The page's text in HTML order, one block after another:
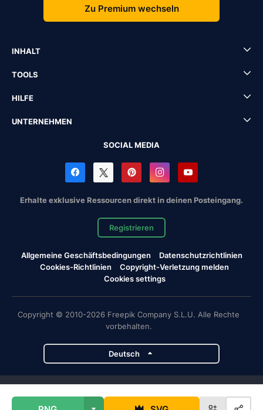
Zu Premium wechseln
INHALT
TOOLS
HILFE
UNTERNEHMEN
SOCIAL MEDIA
Erhalte exklusive Ressourcen direkt in deinen Posteingang.
Registrieren
Allgemeine Geschäftsbedingungen
Datenschutzrichtlinien
Cookies-Richtlinien
Copyright-Verletzung melden
Cookies settings
Copyright © 2010-2026 Freepik Company S.L.U. Alle Rechte
vorbehalten.
Deutsch